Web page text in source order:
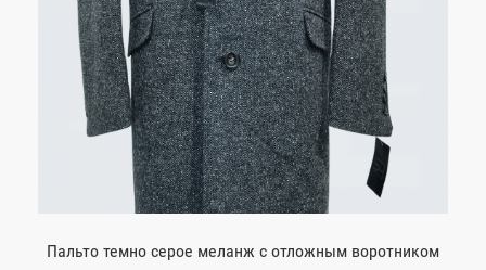
Пальто темно серое меланж с отложным воротником